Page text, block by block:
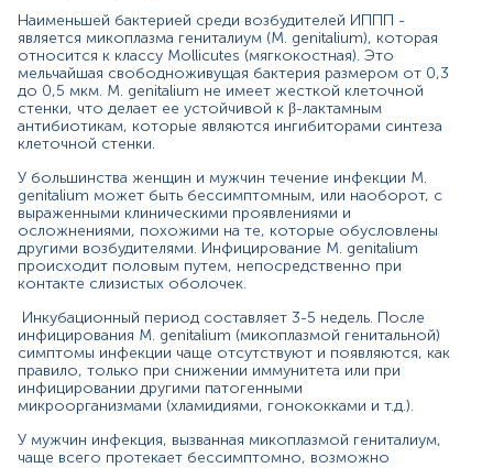
выкидышем, внутриутробными инфекциями и
кровотечениями при родах.
Материал
Зміст:
Маркер
Показания к назначению
Общая характеристика
Интерферирующие факторы
Інтерпретація
Наименьшей бактерией среди возбудителей ИППП -
является микоплазма гениталиум (M. genitalium), которая
относится к классу Mollіcutes (мягкокостная). Это
мельчайшая свободноживущая бактерия размером от 0,3
до 0,5 мкм. M. genitalium не имеет жесткой клеточной
стенки, что делает ее устойчивой к β-лактамным
антибиотикам, которые являются ингибиторами синтеза
клеточной стенки.
У большинства женщин и мужчин течение инфекции M.
genitalium может быть бессимптомным, или наоборот, с
выраженными клиническими проявлениями и
осложнениями, похожими на те, которые обусловлены
другими возбудителями. Инфицирование M. genitalium
происходит половым путем, непосредственно при
контакте слизистых оболочек.
Инкубационный период составляет 3-5 недель. После
инфицирования M. genitalium (микоплазмой генитальной)
симптомы инфекции чаще отсутствуют и появляются, как
правило, только при снижении иммунитета или при
инфицировании другими патогенными
микроорганизмами (хламидиями, гонококками и т.д.).
У мужчин инфекция, вызванная микоплазмой гениталиум,
чаще всего протекает бессимптомно, возможно